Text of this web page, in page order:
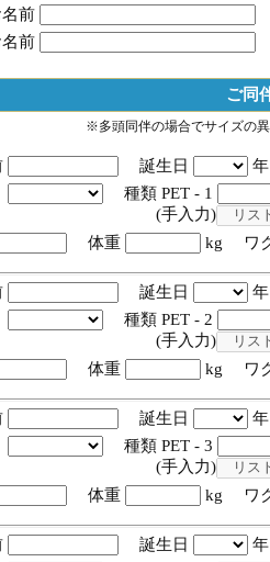
名前
名前
ご同
※多頭同伴の場合でサイズの
誕生日
種類 PET - 1
入力)
体重 kg ワ
誕生日
種類 PET - 2
入力)
体重 kg ワ
誕生日
種類 PET - 3
入力)
体重 kg ワ
誕生日